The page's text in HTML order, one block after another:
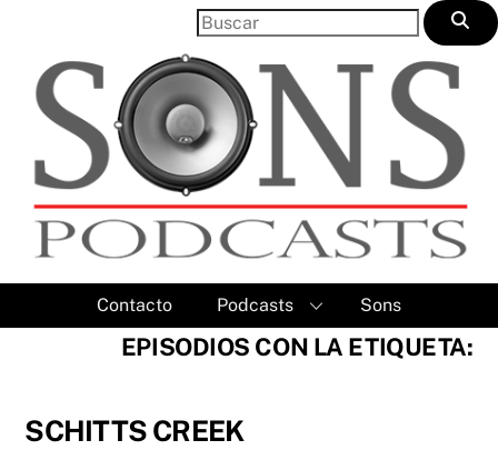
content
Contacto Podcasts Sons
EPISODIOS CON LA ETIQUETA:
SCHITTS CREEK